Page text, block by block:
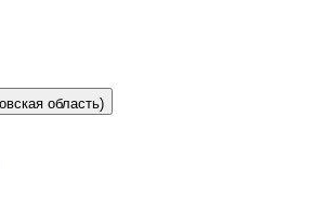
(Московская область)